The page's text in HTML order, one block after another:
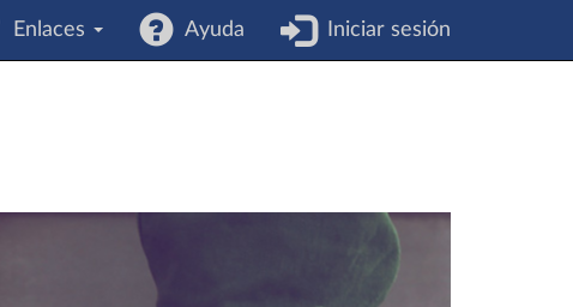
Enlaces Ayuda Iniciar sesión